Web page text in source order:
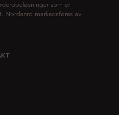
som er
Nordanro markedsføres av